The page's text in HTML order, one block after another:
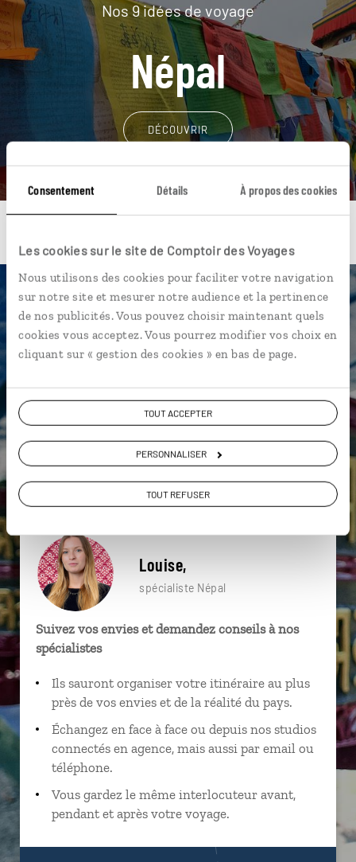
Consentement Détails À propos des cookies
Les cookies sur le site de Comptoir des Voyages
Nous utilisons des cookies pour faciliter votre navigation
sur notre site et mesurer notre audience et la pertinence
de nos publicités. Vous pouvez choisir maintenant quels
cookies vous acceptez. Vous pourrez modifier vos choix en
cliquant sur « gestion des cookies » en bas de page.
TOUT ACCEPTER
PERSONNALISER
TOUT REFUSER
Nos 9 idées de voyage
Népal
DÉCOUVRIR
Une envie de voyage
particulière ?
Delhi Hindouisme
Durbar Square de Patan Lumbini Bodnath
Louise,
spécialiste Népal
Suivez vos envies et demandez conseils à nos
spécialistes
Ils sauront organiser votre itinéraire au plus
près de vos envies et de la réalité du pays.
Échangez en face à face ou depuis nos studios
connectés en agence, mais aussi par email ou
téléphone.
Vous gardez le même interlocuteur avant,
pendant et après votre voyage.